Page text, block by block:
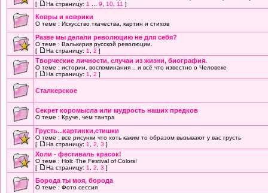
[
На страницу: 1 9 10 11 ]
Ковры и коврики
О теме : Искусство ткачества, картин и стихов
Разве мы делали революцию не для себя?
О теме : Валькирия русской революции.
[
На страницу: 1 2 ]
Творческие личности, случаи из жизни, биография.
О теме : истории, воспоминания .. и всё что известно о Человеке
[
На страницу: 1 2 ]
Сталкерское
Секрет коромысла или мудрость наших предков
О теме : Круче, чем тантра
Грусть...картинки,стишки
О теме : все рисунки что хоть каким то образом вызывают у вас грусть
[
На страницу: 1 2 3 ]
Холи - фестиваль красок!
О теме : Holi: The Festival of Colors!
[
На страницу: 1 2 3 ]
Борода ты моя, борода
О теме : Фото сессия